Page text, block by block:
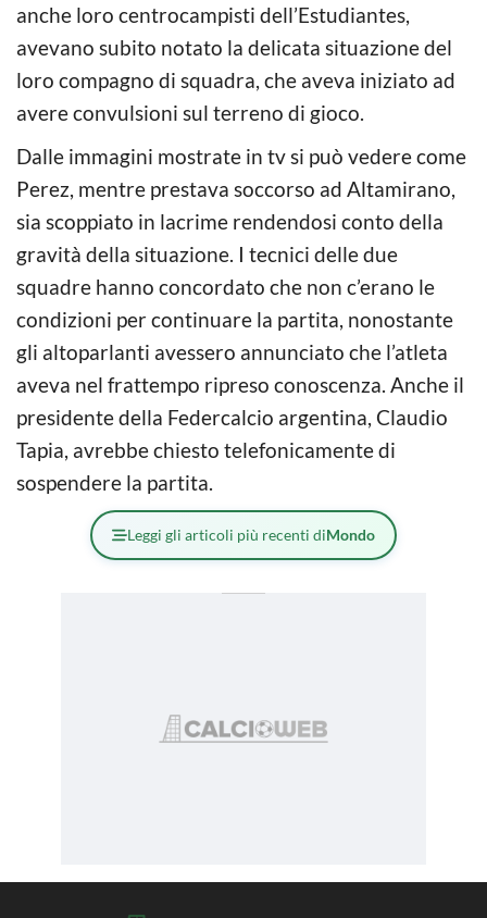
anche loro centrocampisti dell’Estudiantes,
avevano subito notato la delicata situazione del
loro compagno di squadra, che aveva iniziato ad
avere convulsioni sul terreno di gioco.
Dalle immagini mostrate in tv si può vedere come
Perez, mentre prestava soccorso ad Altamirano,
sia scoppiato in lacrime rendendosi conto della
gravità della situazione. I tecnici delle due
squadre hanno concordato che non c’erano le
condizioni per continuare la partita, nonostante
gli altoparlanti avessero annunciato che l’atleta
aveva nel frattempo ripreso conoscenza. Anche il
presidente della Federcalcio argentina, Claudio
Tapia, avrebbe chiesto telefonicamente di
sospendere la partita.
Leggi gli articoli più recenti diMondo